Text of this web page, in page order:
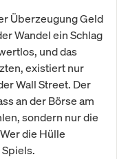
Überzeugung Geld
Wandel ein Schlag
und das
existiert nur
Wall Street. Der
an der Börse am
sondern nur die
die Hülle